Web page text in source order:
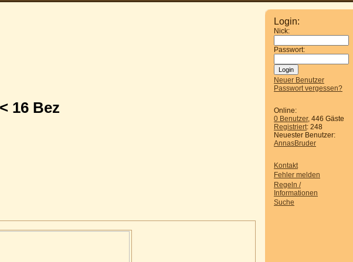
Login:
Nick:
Passwort:
Neuer Benutzer
Passwort vergessen?
Online:
0 Benutzer, 446 Gäste
Registriert: 248
Neuester Benutzer:
AnnasBruder
Kontakt
Fehler melden
Regeln /
Informationen
Suche
16 Bez